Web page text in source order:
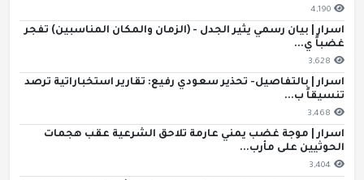
4,190
اسرار | بيان رسمي يثير الجدل - (الزمان والمكان المناسبين) تفجر
غضباً ي...
3,628
اسرار | بالتفاصيل- تحذير سعودي رفيع: تقارير استخباراتية ترصد
تنسيقاً ب...
3,468
اسرار | موجة غضب يمني عارمة تلاحق الشرعية عقب هجمات
الحوثيين على مأرب...
3,404